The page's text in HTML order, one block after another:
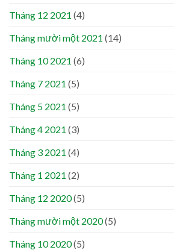
Tháng 12 2021 (4)
Tháng mười một 2021 (14)
Tháng 10 2021 (6)
Tháng 7 2021 (5)
Tháng 5 2021 (5)
Tháng 4 2021 (3)
Tháng 3 2021 (4)
Tháng 1 2021 (2)
Tháng 12 2020(5)
Tháng mười một 2020(5)
Tháng 10 2020(5)